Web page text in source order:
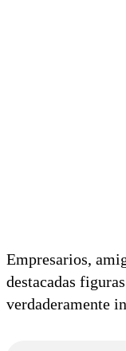
Empresarios,
destacadas
verdaderamente